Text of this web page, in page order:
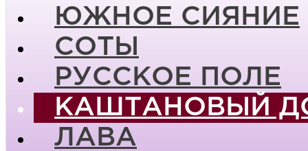
ЮЖНОЕ СИЯНИЕ
СОТЫ
РУССКОЕ ПОЛЕ
КАШТАНОВЫЙ
ЛАВА